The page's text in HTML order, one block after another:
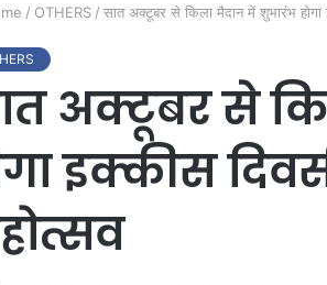
/ OTHERS / सात अक्टूबर से किला मैदान में शुभारंभ होगा
अक्टूबर से
इक्कीस